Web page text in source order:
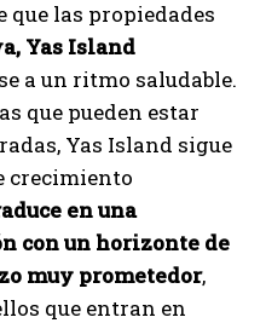
que las propiedades
Yas Island
a un ritmo saludable.
que pueden estar
Yas Island sigue
crecimiento
en una
con un horizonte de
muy prometedor,
que entran en